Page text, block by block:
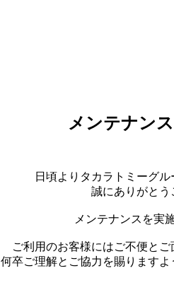
メンテナン
日頃よりタカラトミーグル
誠にありがとう
メンテナンスを実
ご利用のお客様にはご不便とご
何卒ご理解とご協力を賜りますよ